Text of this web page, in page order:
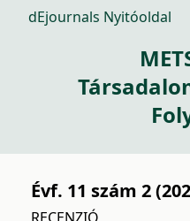
dEjournals Nyitóoldal
Évf. 11 szám 2